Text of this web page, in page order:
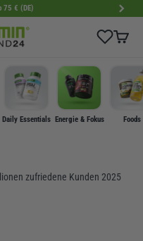
75 € (DE)
Wishlist
Daily Essentials Energie & Fokus Foods
zufriedene Kunden 2025